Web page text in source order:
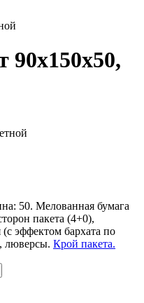
50. Мелованная бумага
пакета (4+0),
эффектом бархата по
люверсы. Крой пакета.